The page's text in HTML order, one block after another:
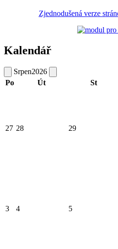
Zjednodušená verze
Kalendář
Srpen2026
Po
Út St
27 28 29
3 4 5